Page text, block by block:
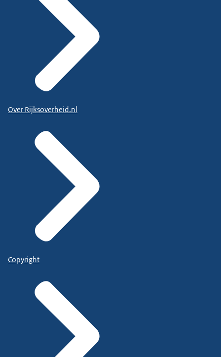
Over Rijksoverheid.nl
Copyright